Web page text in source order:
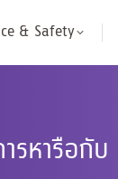
& Safety
รหารือ